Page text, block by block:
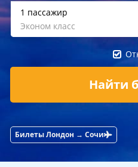
1 пассажир
Эконом класс
Найти
Билеты Лондон → Сочи